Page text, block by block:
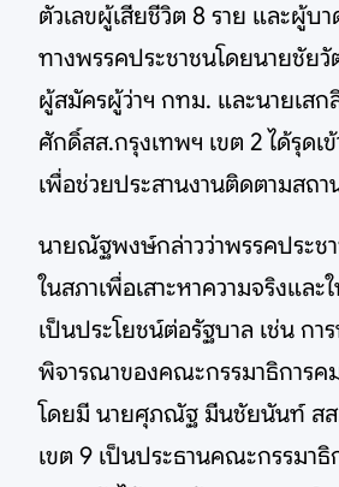
ตัวเลขผู้เสียชีวิต 8 ราย และผู้บา
ทางพรรคประชาชนโดยนายชัย
ผู้สมัครผู้ว่าฯ กทม. และนายเส
ศักดิ์สส.กรุงเทพฯ เขต 2 ได้รุดเ
เพื่อช่วยประสานงานติดตามสถ
นายณัฐพงษ์กล่าวว่าพรรคประช
ในสภาเพื่อเสาะหาความจริงแล
เป็นประโยชน์ต่อรัฐบาล เช่น การ
พิจารณาของคณะกรรมาธิการค
โดยมี นายศุภณัฐ มีนชัยนันท์ สส
เขต 9 เป็นประธานคณะกรรมา